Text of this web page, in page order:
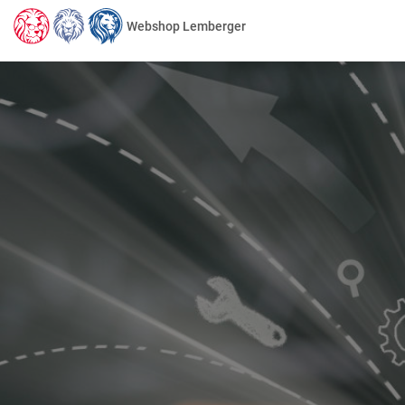
Webshop Lemberger